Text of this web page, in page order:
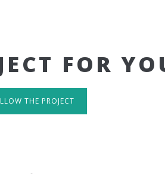
FOR
THE PROJECT